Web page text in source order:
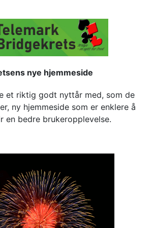
nye hjemmeside
et riktig godt nyttår med, som de
ny hjemmeside som er enklere å
en bedre brukeropplevelse.